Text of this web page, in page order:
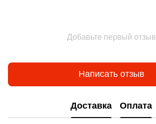
Добавьте первый отзыв
Написать отзыв
Доставка Оплата